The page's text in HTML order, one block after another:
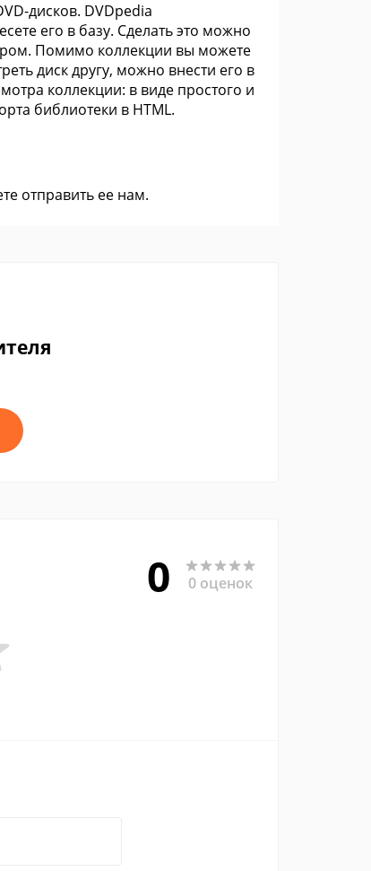
дисков. DVDpedia
его в базу. Сделать это можно
Помимо коллекции вы можете
диск другу, можно внести его в
коллекции: в виде простого и
библиотеки в HTML.
отправить ее нам.
0 0 оценок